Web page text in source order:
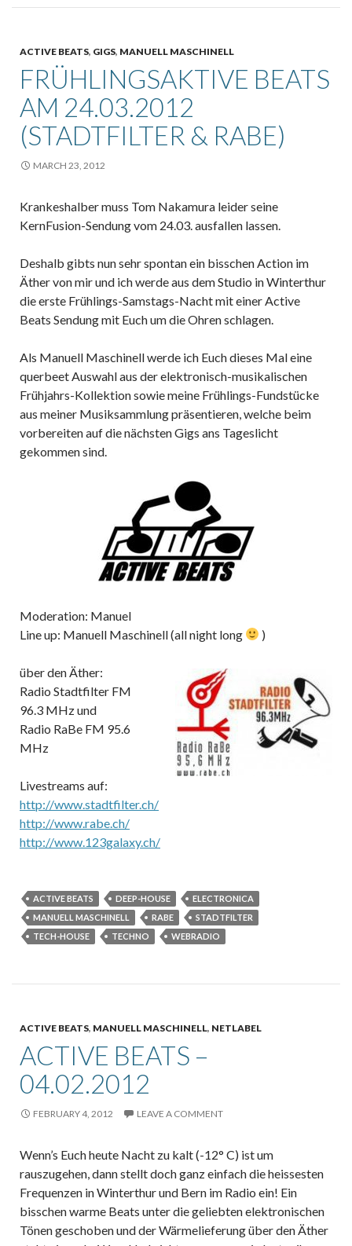
ACTIVE BEATS, GIGS, MANUELL MASCHINELL
FRÜHLINGSAKTIVE BEATS
AM 24.03.2012
(STADTFILTER & RABE)
MARCH 23, 2012
Krankeshalber muss Tom Nakamura leider seine
KernFusion-Sendung vom 24.03. ausfallen lassen.
Deshalb gibts nun sehr spontan ein bisschen Action im
Äther von mir und ich werde aus dem Studio in Winterthur
die erste Frühlings-Samstags-Nacht mit einer Active
Beats Sendung mit Euch um die Ohren schlagen.
Als Manuell Maschinell werde ich Euch dieses Mal eine
querbeet Auswahl aus der elektronisch-musikalischen
Frühjahrs-Kollektion sowie meine Frühlings-Fundstücke
aus meiner Musiksammlung präsentieren, welche beim
vorbereiten auf die nächsten Gigs ans Tageslicht
gekommen sind.
Moderation: Manuel
Line up: Manuell Maschinell (all night long
)
über den Äther:
Radio Stadtfilter FM
96.3 MHz und
Radio RaBe FM 95.6
MHz
Livestreams auf:
http://www.stadtfilter.ch/
http://www.rabe.ch/
http://www.123galaxy.ch/
ACTIVE BEATS DEEP-HOUSE
ELECTRONICA
MANUELL MASCHINELL
RABE
STADTFILTER
TECH-HOUSE
TECHNO WEBRADIO
ACTIVE BEATS, MANUELL MASCHINELL, NETLABEL
ACTIVE BEATS –
04.02.2012
FEBRUARY 4, 2012 LEAVE A COMMENT
Wenn’s Euch heute Nacht zu kalt (-12° C) ist um
rauszugehen, dann stellt doch ganz einfach die heissesten
Frequenzen in Winterthur und Bern im Radio ein! Ein
bisschen warme Beats unter die geliebten elektronischen
Tönen geschoben und der Wärmelieferung über den Äther